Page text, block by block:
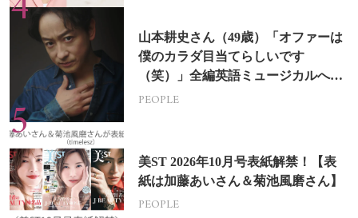
山本耕史さん（49歳）「オファーは
僕のカラダ目当てらしいです
（笑）」全編英語ミュージカルへの
挑戦
PEOPLE
美ST 2026年10月号表紙解禁！【表
紙は加藤あいさん＆菊池風磨さん】
PEOPLE